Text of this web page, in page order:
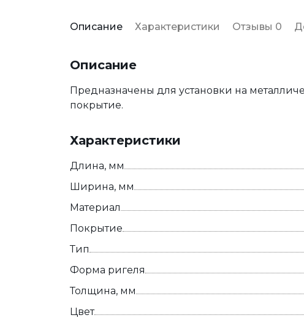
Описание Характеристики Отзывы 0
Описание
Предназначены для установки на
покрытие.
Характеристики
Длина, мм
Ширина, мм
Материал
Покрытие
Тип
Форма ригеля
Толщина, мм
Цвет